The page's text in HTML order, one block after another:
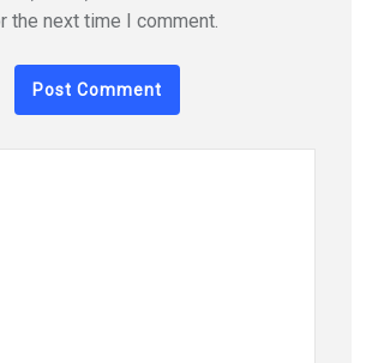
the next time I comment.